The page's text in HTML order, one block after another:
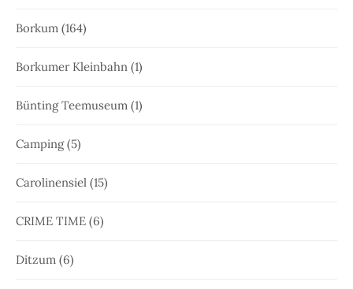
Borkum (164)
Borkumer Kleinbahn (1)
Bünting Teemuseum (1)
Camping(5)
Carolinensiel (15)
CRIME TIME (6)
Ditzum (6)